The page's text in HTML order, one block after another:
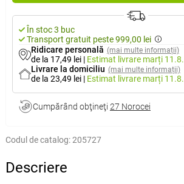
În stoc 3 buc
Transport gratuit peste 999,00 lei
Ridicare personală (mai multe informații)
de la 17,49 lei | Estimat livrare marți 11.8.
Livrare la domiciliu (mai multe informații)
de la 23,49 lei | Estimat livrare marți 11.8.
Cumpărând obţineţi 27 Norocei
Codul de catalog:205727
Descriere